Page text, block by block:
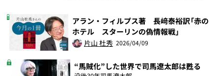
アラン・フィルプス著 長﨑泰裕訳「赤の
ホテル スターリンの偽情報戦」
片山 杜秀 2026/04/09
“馬賊化”した世界で司馬遼太郎は甦る